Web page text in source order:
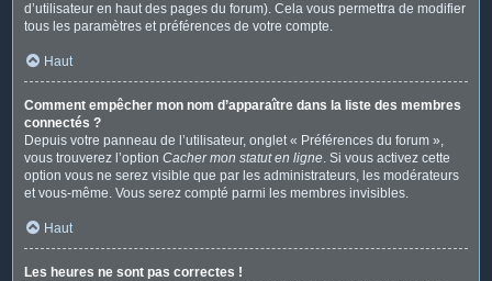
d’utilisateur en haut des pages du forum). Cela vous permettra de modifier
tous les paramètres et préférences de votre compte.
Haut
Comment empêcher mon nom d’apparaître dans la liste des membres
connectés ?
Depuis votre panneau de l’utilisateur, onglet « Préférences du forum »,
vous trouverez l’option Cacher mon statut en ligne. Si vous activez cette
option vous ne serez visible que par les administrateurs, les modérateurs
et vous-même. Vous serez compté parmi les membres invisibles.
Haut
Les heures ne sont pas correctes !